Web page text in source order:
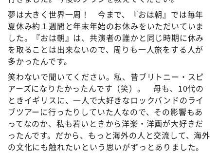
夢は大きく世界一周！ 今まで、『おは朝』では毎年
夏休み約１週間と年末年始のお休みをいただいていま
した。『おは朝』は、共演者の誰かと同じ時期に休み
を取ることは出来ないので、周りも一人旅をする人が
多かったんです。
笑わないで聞いてください。私、昔ブリトニー・スピ
アーズになりたかったんです（笑）。 母も、10代の
ときイギリスに、一人で大好きなロックバンドのライ
ブツアーに行ったりしていた人なので、その影響もあ
ってなのか、私も若いときから洋楽・洋画が大好きだ
ったんです。だから、もっと海外の人と交流して、海外
の文化にも触れたいという思いがずっとありました。